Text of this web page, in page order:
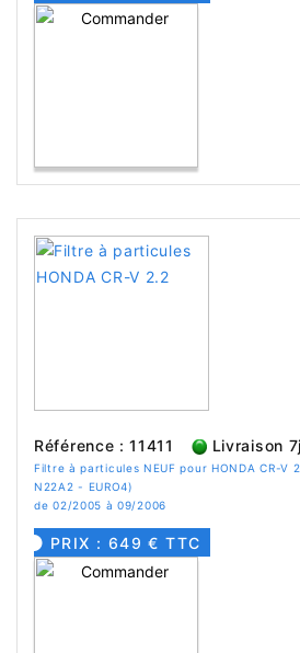
Référence : 11411 Livraison 7j
Filtre à particules NEUF pour HONDA CR-V
N22A2 - EURO4)
de 02/2005 à 09/2006
PRIX : 649 € TTC